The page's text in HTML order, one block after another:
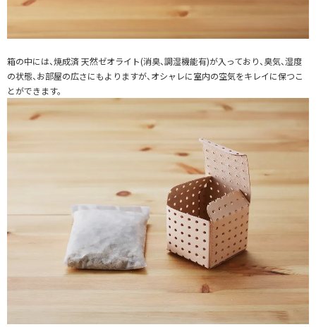
箱の中には、焼成済 天然ゼオライト(消臭、調湿機能有)が入っており、臭気、湿度
の状態、お部屋の広さにもよりますが、オシャレに室内の空気をキレイに保つこ
とができます。